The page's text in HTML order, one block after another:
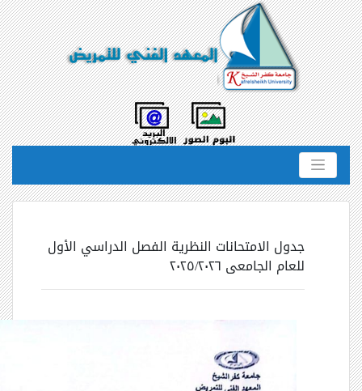
جدول الامتحانات النظرية الفصل الدراسي الأول
للعام الجامعى ٢٠٢٥/٢٠٢٦